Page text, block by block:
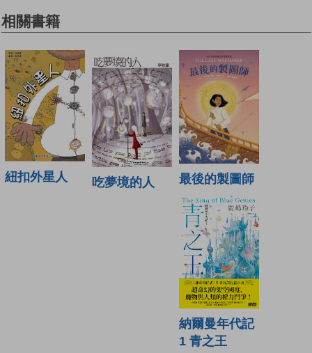
相關書籍
紐扣外星人 吃夢境的人 最後的製圖師
納爾曼年代記
1 青之王